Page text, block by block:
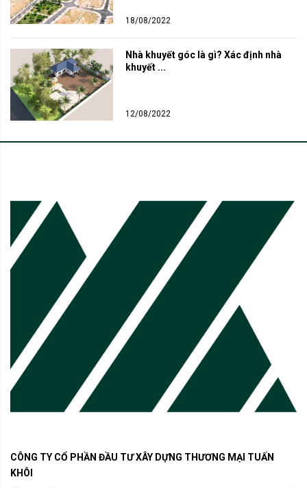
18/08/2022
Nhà khuyết góc là gì? Xác định nhà
khuyết ...
12/08/2022
CÔNG TY CỔ PHẦN ĐẦU TƯ XÂY DỰNG THƯƠNG MẠI TUẤN
KHÔI